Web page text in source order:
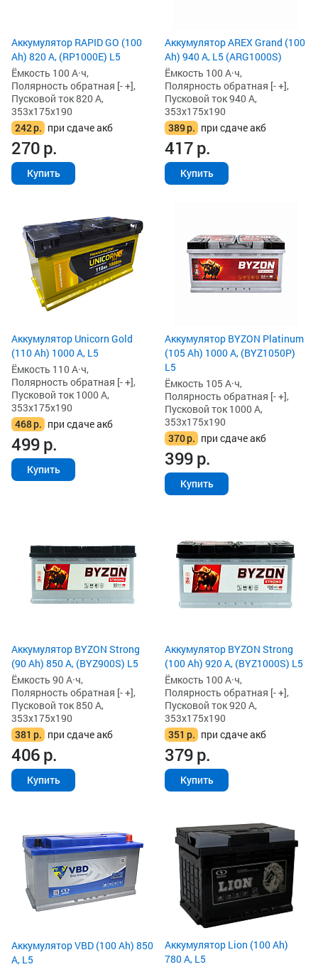
Аккумулятор RAPID GO (100
Ah) 820 А, (RP1000E) L5
Ёмкость 100 А·ч,
Полярность обратная [- +],
Пусковой ток 820 А,
353x175x190
242р. при сдаче акб
270р.
Купить
Аккумулятор AREX Grand (100
Ah) 940 А, L5 (ARG1000S)
Ёмкость 100 А·ч,
Полярность обратная [- +],
Пусковой ток 940 А,
353x175x190
389р. при сдаче акб
417р.
Купить
Аккумулятор Unicorn Gold
(110 Ah) 1000 А, L5
Ёмкость 110 А·ч,
Полярность обратная [- +],
Пусковой ток 1000 А,
353x175x190
468р. при сдаче акб
499р.
Купить
Аккумулятор BYZON Platinum
(105 Ah) 1000 А, (BYZ1050P)
L5
Ёмкость 105 А·ч,
Полярность обратная [- +],
Пусковой ток 1000 А,
353x175x190
370р. при сдаче акб
399р.
Купить
Аккумулятор BYZON Strong
(90 Ah) 850 А, (BYZ900S) L5
Ёмкость 90 А·ч,
Полярность обратная [- +],
Пусковой ток 850 А,
353x175x190
381 р. при сдаче акб
406р.
Купить
Аккумулятор BYZON Strong
(100 Ah) 920 А, (BYZ1000S) L5
Ёмкость 100 А·ч,
Полярность обратная [- +],
Пусковой ток 920 А,
353x175x190
351 р. при сдаче акб
379р.
Купить
Аккумулятор VBD (100 Ah) 850
А, L5
Аккумулятор Lion (100 Ah)
780 А, L5